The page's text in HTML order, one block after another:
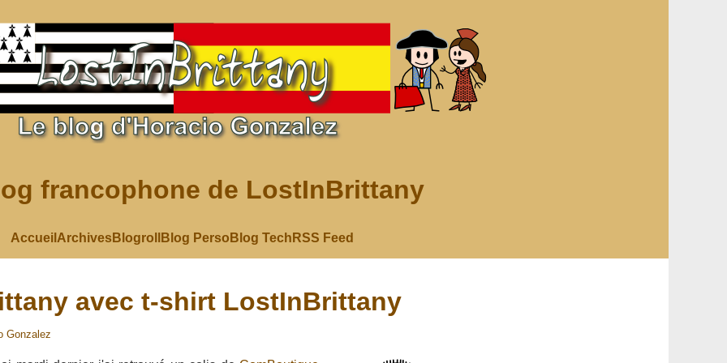
francophone de LostInBrittany
Accueil ArchivesBlogroll Blog Perso Blog Tech RSS Feed
avec t-shirt LostInBrittany
Gonzalez